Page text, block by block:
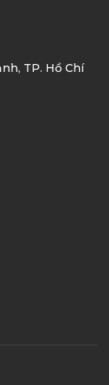
TP. Hồ Chí